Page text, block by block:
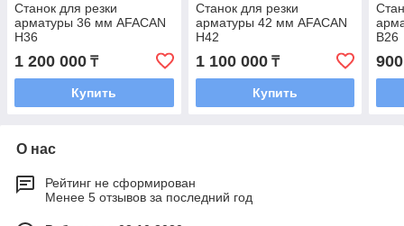
Станок для резки
арматуры 36 мм AFACAN
H36
1 200 000 ₸
Купить
Станок для резки
арматуры 42 мм AFACAN
H42
1 100 000₸
Купить
B26
О нас
Рейтинг не сформирован
Менее 5 отзывов за последний год